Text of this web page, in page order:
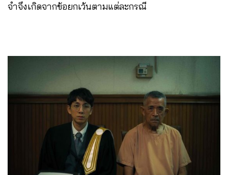
จำจึงเกิดจากข้อยกเว้นตามแต่ละกรณี